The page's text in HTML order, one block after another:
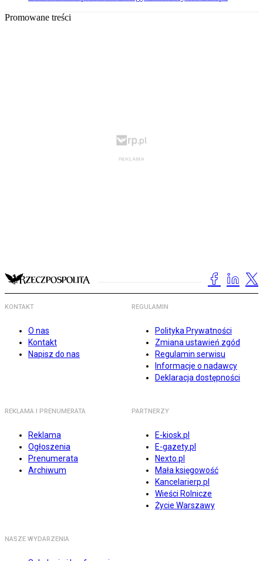
Promowane treści
KONTAKT
O nas
Kontakt
Napisz do nas
REGULAMIN
Polityka Prywatności
Zmiana ustawień zgód
Regulamin serwisu
Informacje o nadawcy
Deklaracja dostępności
REKLAMA I PRENUMERATA
Reklama
Ogłoszenia
Prenumerata
Archiwum
PARTNERZY
E-kiosk.pl
E-gazety.pl
Nexto.pl
Mała księgowość
Kancelarierp.pl
Wieści Rolnicze
Życie Warszawy
NASZE WYDARZENIA